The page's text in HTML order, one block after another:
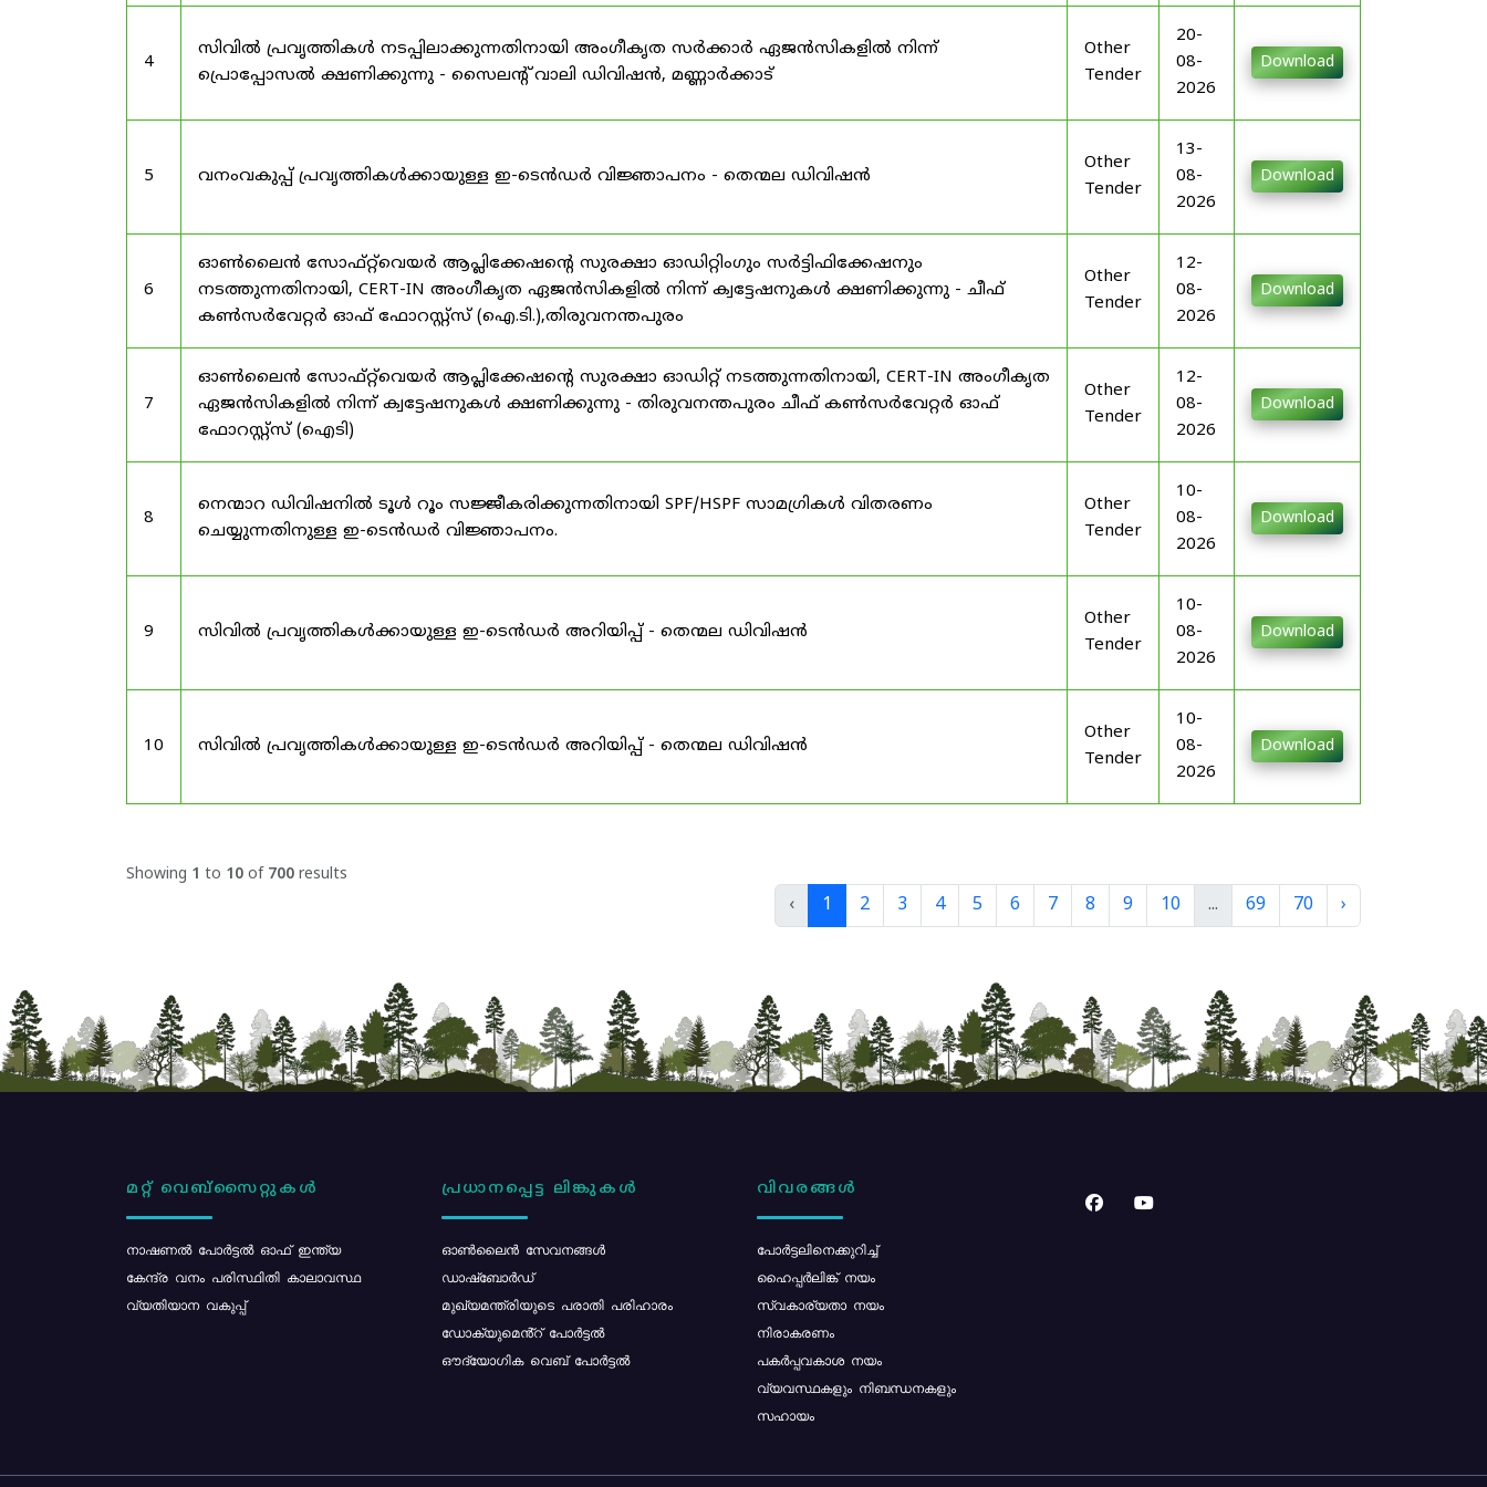
4
സിവിൽ പ്രവൃത്തികൾ നടപ്പിലാക്കുന്നതിനായി അംഗീകൃത സർക്കാർ ഏജൻസികളിൽ നിന്ന്
പ്രൊപ്പോസൽ ക്ഷണിക്കുന്നു - സൈലന്റ് വാലി ഡിവിഷൻ, മണ്ണാർക്കാട്
Other
Tender
20-
08-
2026
Download
5 വനംവകുപ്പ് പ്രവൃത്തികൾക്കായുള്ള ഇ-ടെൻഡർ വിജ്ഞാപനം - തെന്മല ഡിവിഷൻ
Other
Tender
13-
08-
2026
Download
6
ഓൺലൈൻ സോഫ്റ്റ്‌വെയർ ആപ്ലിക്കേഷന്റെ സുരക്ഷാ ഓഡിറ്റിംഗും സർട്ടിഫിക്കേഷനും
നടത്തുന്നതിനായി, CERT-IN അംഗീകൃത ഏജൻസികളിൽ നിന്ന് ക്വട്ടേഷനുകൾ ക്ഷണിക്കുന്നു - ചീഫ്
കൺസർവേറ്റർ ഓഫ് ഫോറസ്റ്റ്സ് (ഐ.ടി.),തിരുവനന്തപുരം
Other
Tender
12-
08-
2026
Download
7
ഓൺലൈൻ സോഫ്റ്റ്‌വെയർ ആപ്ലിക്കേഷന്റെ സുരക്ഷാ ഓഡിറ്റ് നടത്തുന്നതിനായി, CERT-IN അംഗീകൃത
ഏജൻസികളിൽ നിന്ന് ക്വട്ടേഷനുകൾ ക്ഷണിക്കുന്നു - തിരുവനന്തപുരം ചീഫ് കൺസർവേറ്റർ ഓഫ്
ഫോറസ്റ്റ്സ് (ഐടി)
Other
Tender
12-
08-
2026
Download
8
നെന്മാറ ഡിവിഷനിൽ ടൂൾ റൂം സജ്ജീകരിക്കുന്നതിനായി SPF/HSPF സാമഗ്രികൾ വിതരണം
ചെയ്യുന്നതിനുള്ള ഇ-ടെൻഡർ വിജ്ഞാപനം.
Other
Tender
10-
08-
2026
Download
9 സിവിൽ പ്രവൃത്തികൾക്കായുള്ള ഇ-ടെൻഡർ അറിയിപ്പ് - തെന്മല ഡിവിഷൻ
Other
Tender
10-
08-
2026
Download
10 സിവിൽ പ്രവൃത്തികൾക്കായുള്ള ഇ-ടെൻഡർ അറിയിപ്പ് - തെന്മല ഡിവിഷൻ
Other
Tender
10-
08-
2026
Download
Showing 1 to 10 of 700 results
‹ 1 2 3 4 5 6 7 8 9 10 ... 69 70 ›
മറ്റ് വെബ്സൈറ്റുകൾ
നാഷണൽ പോർട്ടൽ ഓഫ് ഇന്ത്യ
കേന്ദ്ര വനം പരിസ്ഥിതി കാലാവസ്ഥ
വ്യതിയാന വകുപ്പ്
പ്രധാനപ്പെട്ട ലിങ്കുകൾ
ഓൺലൈൻ സേവനങ്ങൾ
ഡാഷ്ബോർഡ്
മുഖ്യമന്ത്രിയുടെ പരാതി പരിഹാരം
ഡോക്യുമെൻ്റ് പോർട്ടൽ
ഔദ്യോഗിക വെബ് പോർട്ടൽ
വിവരങ്ങൾ
പോര്‍ട്ടലിനെക്കുറിച്ച്
ഹൈപ്പർലിങ്ക് നയം
സ്വകാര്യതാ നയം
നിരാകരണം
പകർപ്പവകാശ നയം
വ്യവസ്ഥകളും നിബന്ധനകളും
സഹായം